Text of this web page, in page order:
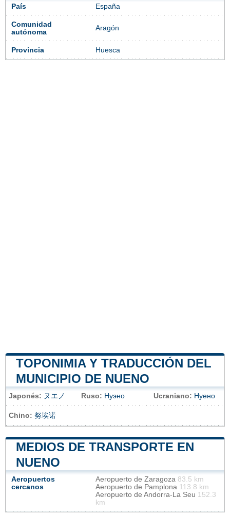
País España
Comunidad
autónoma
Aragón
Provincia Huesca
TOPONIMIA Y TRADUCCIÓN DEL
MUNICIPIO DE NUENO
Japonés: ヌエノ Ruso: Нуэно Ucraniano: Нуено
Chino: 努埃诺
MEDIOS DE TRANSPORTE EN
NUENO
Aeropuertos
cercanos
Aeropuerto de Zaragoza 83.5 km
Aeropuerto de Pamplona 113.8 km
Aeropuerto de Andorra-La Seu 152.3
km